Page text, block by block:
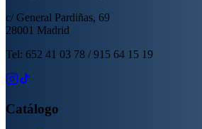
c/ General Pardiñas, 69
28001 Madrid
Tel: 652 41 03 78 / 915 64 15 19
Catálogo